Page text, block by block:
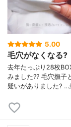
5.00
毛穴がなくなる?
去年たっぷり28枚
みました?? 毛穴撫子
疑いがありました? …